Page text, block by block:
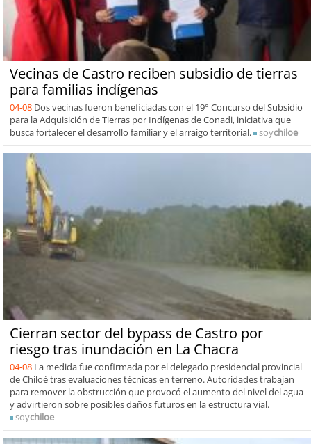
Vecinas de Castro reciben subsidio de tierras
para familias indígenas
04-08 Dos vecinas fueron beneficiadas con el 19° Concurso del Subsidio
para la Adquisición de Tierras por Indígenas de Conadi, iniciativa que
busca fortalecer el desarrollo familiar y el arraigo territorial.
soychiloe
Cierran sector del bypass de Castro por
riesgo tras inundación en La Chacra
04-08 La medida fue confirmada por el delegado presidencial provincial
de Chiloé tras evaluaciones técnicas en terreno. Autoridades trabajan
para remover la obstrucción que provocó el aumento del nivel del agua
y advirtieron sobre posibles daños futuros en la estructura vial.
soychiloe